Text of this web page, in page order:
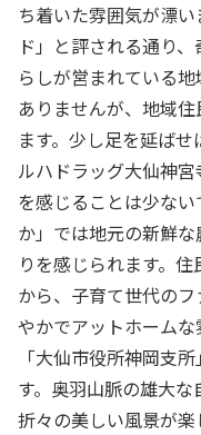
ち着いた雰囲気が漂
ド」と評される通り
らしが営まれている
ありませんが、地域
ます。少し足を延ば
ルハドラッグ大仙神
を感じることは少な
か」では地元の新鮮
りを感じられます。
から、子育て世代の
やかでアットホーム
「大仙市役所神岡支
す。奥羽山脈の雄大
折々の美しい風景が